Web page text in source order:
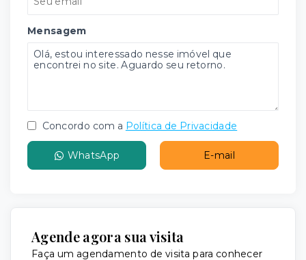
Mensagem
Concordo com a Política de Privacidade
WhatsApp E-mail
Agende agora sua visita
Faça um agendamento de visita para conhecer